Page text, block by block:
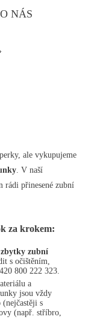
O NÁS
ale vykupujeme
. V naší
rádi přinesené zubní
za krokem:
zubní
s očištěním,
800 222 323.
a
jsou vždy
s
(např. stříbro,